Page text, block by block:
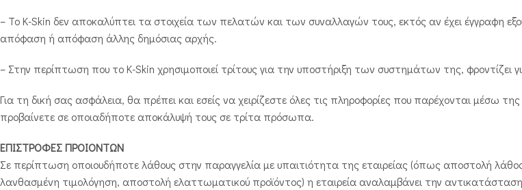
– Το K-Skin δεν αποκαλύπτει τα στοιχεία των πελατών και των συναλλαγών τους, εκτός αν έχει έγγραφη
απόφαση ή απόφαση άλλης δημόσιας αρχής.
– Στην περίπτωση που το K-Skin χρησιμοποιεί τρίτους για την υποστήριξη των συστημάτων της, φροντίζει
Για τη δική σας ασφάλεια, θα πρέπει και εσείς να χειρίζεστε όλες τις πληροφορίες που παρέχονται μέσω
προβαίνετε σε οποιαδήποτε αποκάλυψή τους σε τρίτα πρόσωπα.
ΕΠΙΣΤΡΟΦΕΣ ΠΡΟΙΟΝΤΩΝ
Σε περίπτωση οποιουδήποτε λάθους στην παραγγελία με υπαιτιότητα της εταιρείας (όπως αποστολή
λανθασμένη τιμολόγηση, αποστολή ελαττωματικού προϊόντος) η εταιρεία αναλαμβάνει την